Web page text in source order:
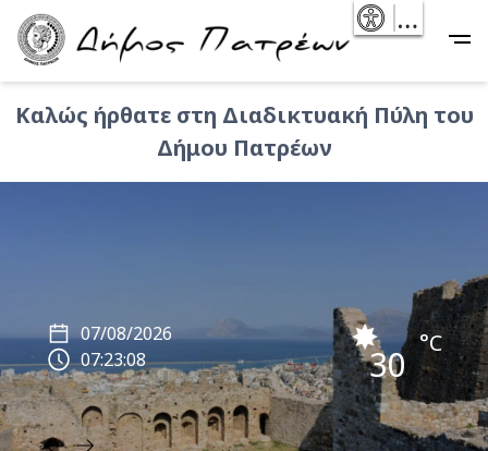
Skip
main
Main
navigation
Καλώς ήρθατε στη Διαδικτυακή Πύλη του
Δήμου Πατρέων
30 °C
07/08/2026
07:23:10